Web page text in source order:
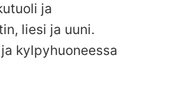
ja
liesi ja uuni.
kylpyhuoneessa